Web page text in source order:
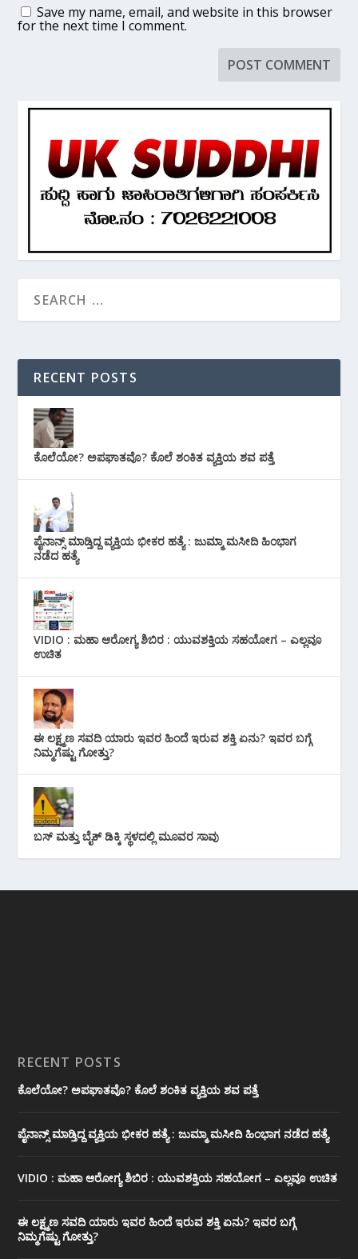
Save my name, email, and website in this browser
for the next time I comment.
RECENT POSTS
ಕೊಲೆಯೋ? ಅಪಘಾತವೊ? ಕೊಲೆ ಶಂಕಿತ ವ್ಯಕ್ತಿಯ ಶವ ಪತ್ತೆ
ಪೈನಾನ್ಸ್ ಮಾಡ್ತಿದ್ದ ವ್ಯಕ್ತಿಯ ಭೀಕರ‌ ಹತ್ಯೆ : ಜುಮ್ಮಾ ಮಸೀದಿ ಹಿಂಭಾಗ
ನಡೆದ ಹತ್ಯೆ
VIDIO : ಮಹಾ ಆರೋಗ್ಯ ಶಿಬಿರ : ಯುವಶಕ್ತಿಯ ಸಹಯೋಗ – ಎಲ್ಲವೂ
ಉಚಿತ
ಈ ಲಕ್ಷ್ಮಣ ಸವದಿ ಯಾರು ಇವರ ಹಿಂದೆ ಇರುವ ಶಕ್ತಿ ಏನು? ಇವರ ಬಗ್ಗೆ
ನಿಮ್ಮಗೆಷ್ಟು ಗೋತ್ತು?
ಬಸ್ ಮತ್ತು ಬೈಕ್ ಡಿಕ್ಕಿ ಸ್ಥಳದಲ್ಲಿ ಮೂವರ ಸಾವು
RECENT POSTS
ಕೊಲೆಯೋ? ಅಪಘಾತವೊ? ಕೊಲೆ ಶಂಕಿತ ವ್ಯಕ್ತಿಯ ಶವ ಪತ್ತೆ
ಪೈನಾನ್ಸ್ ಮಾಡ್ತಿದ್ದ ವ್ಯಕ್ತಿಯ ಭೀಕರ‌ ಹತ್ಯೆ : ಜುಮ್ಮಾ ಮಸೀದಿ ಹಿಂಭಾಗ ನಡೆದ ಹತ್ಯೆ
VIDIO : ಮಹಾ ಆರೋಗ್ಯ ಶಿಬಿರ : ಯುವಶಕ್ತಿಯ ಸಹಯೋಗ – ಎಲ್ಲವೂ ಉಚಿತ
ಈ ಲಕ್ಷ್ಮಣ ಸವದಿ ಯಾರು ಇವರ ಹಿಂದೆ ಇರುವ ಶಕ್ತಿ ಏನು? ಇವರ ಬಗ್ಗೆ
ನಿಮ್ಮಗೆಷ್ಟು ಗೋತ್ತು?